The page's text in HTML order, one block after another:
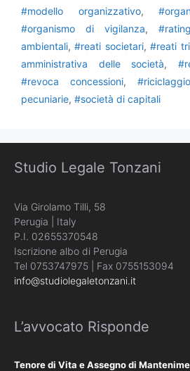
#modello organizzativo,
#organismo di vigilanza,
ambientali,#reati societari,#reati
amministrativa delle società,
#revoca concessioni, #riciclaggio
pecuniarie, #società di capitali
Studio Legale Tonzani
Via Girolamo Tilli, 58
Perugia | Italy
P.I. 02655370548
Iscrizione albo di Perugia
Tel 0753747975 | Fax 0755153094
info@studiolegaletonzani.it
L’avvocato Risponde
Tenore di Vita e Assegno di